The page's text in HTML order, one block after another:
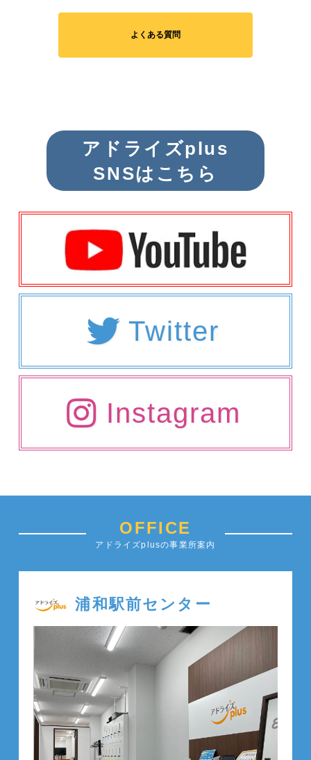
よくある質問
アドライズplus
SNSはこちら
Twitter
Instagram
OFFICE
アドライズplusの事業所案内
浦和駅前センター